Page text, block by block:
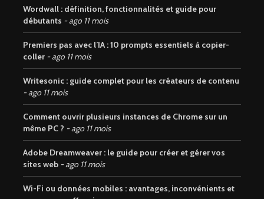
Wordwall : définition, fonctionnalités et guide pour
débutants
ago 11 mois
Premiers pas avec l’IA : 10 prompts essentiels à copier-
coller
ago 11 mois
Writesonic : guide complet pour les créateurs de contenu
ago 11 mois
Comment ouvrir plusieurs instances de Chrome sur un
même PC ?
ago 11 mois
Adobe Dreamweaver : le guide pour créer et gérer vos
sites web
ago 11 mois
Wi-Fi ou données mobiles : avantages, inconvénients et